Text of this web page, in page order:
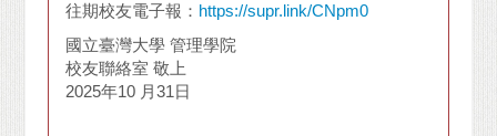
往期校友電子報： https://supr.link/CNpm0
國立臺灣大學 管理學院
校友聯絡室 敬上
2025年10 月31日